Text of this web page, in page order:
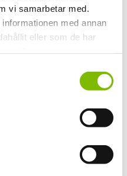
vi samarbetar med.
med annan
eller som de har